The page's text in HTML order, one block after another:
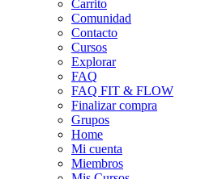
Carrito
Comunidad
Contacto
Cursos
Explorar
FAQ
FAQ FIT & FLOW
Finalizar compra
Grupos
Home
Mi cuenta
Miembros